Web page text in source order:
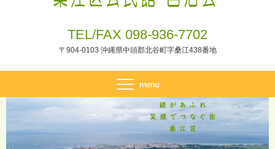
TEL/FAX 098-936-7702
〒904-0103 沖縄県中頭郡北谷町字桑江438番地